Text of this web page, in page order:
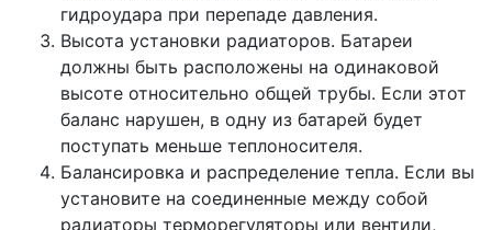
гидроудара при перепаде давления.
Высота установки радиаторов. Батареи
должны быть расположены на одинаковой
высоте относительно общей трубы. Если этот
баланс нарушен, в одну из батарей будет
поступать меньше теплоносителя.
Балансировка и распределение тепла. Если вы
установите на соединенные между собой
радиаторы терморегуляторы или вентили,